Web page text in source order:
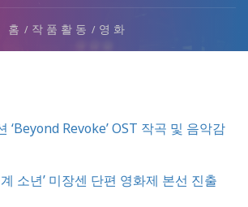
홈 작 품 활 동 영 화
‘Beyond Revoke’ OST 작곡 및 음악감
소년’ 미장센 단편 영화제 본선 진출